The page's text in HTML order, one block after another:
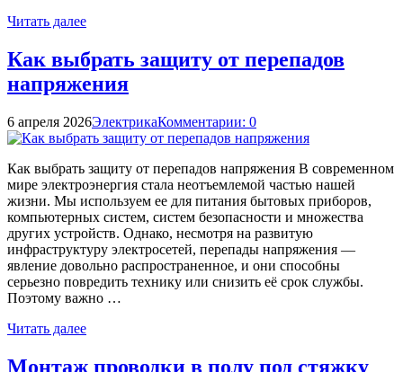
Читать далее
Как выбрать защиту от перепадов
напряжения
6 апреля 2026ЭлектрикаКомментарии: 0
Как выбрать защиту от перепадов напряжения В современном
мире электроэнергия стала неотъемлемой частью нашей
жизни. Мы используем ее для питания бытовых приборов,
компьютерных систем, систем безопасности и множества
других устройств. Однако, несмотря на развитую
инфраструктуру электросетей, перепады напряжения —
явление довольно распространенное, и они способны
серьезно повредить технику или снизить её срок службы.
Поэтому важно …
Читать далее
Монтаж проводки в полу под стяжку